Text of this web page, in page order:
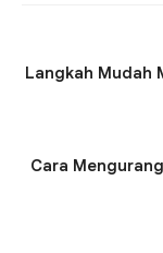
Langkah Mudah
Cara